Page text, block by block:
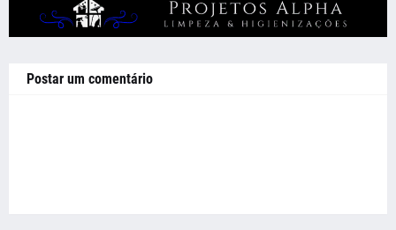
Postar um comentário